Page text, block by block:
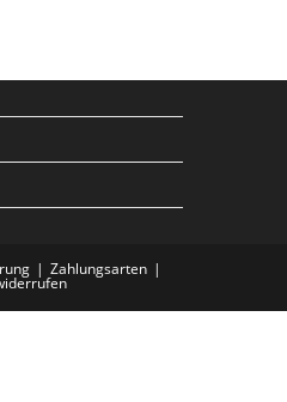
Zahlungsarten